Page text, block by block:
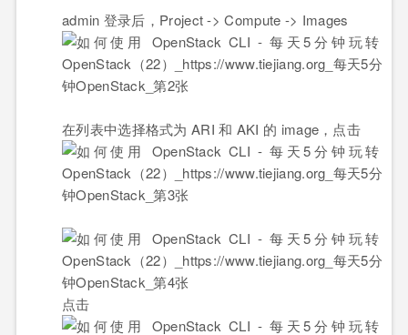
admin 登录后，Project -> Compute -> Images
在列表中选择格式为 ARI 和 AKI 的 image，点击
点击